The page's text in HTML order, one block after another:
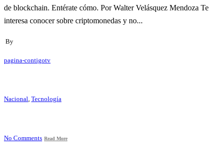
de blockchain. Entérate cómo. Por Walter Velásquez Mendoza Te
interesa conocer sobre criptomonedas y no...
By
pagina-contigotv
Nacional Tecnología
No Comments Read More